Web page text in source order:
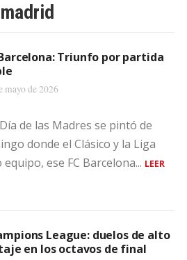
Triunfo por partida
mayo de 2026
de las Madres se pintó de
donde el Clásico y la Liga
ese FC Barcelona... LEER
League: duelos de alto
en los octavos de final